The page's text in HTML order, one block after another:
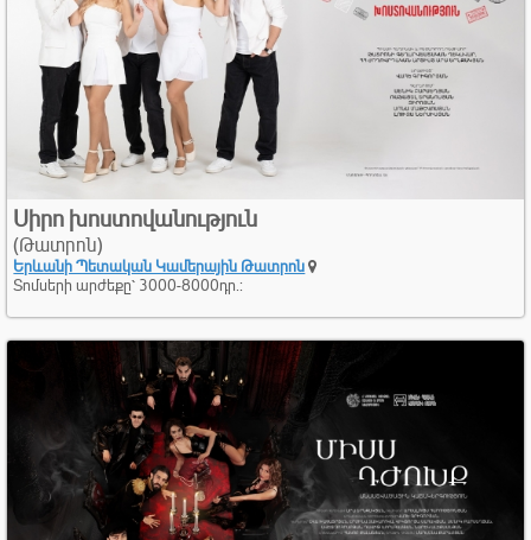
Սիրո խոստովանություն
(Թատրոն)
Երևանի Պետական Կամերային Թատրոն
Տոմսերի արժեքը՝ 3000-8000դր.: